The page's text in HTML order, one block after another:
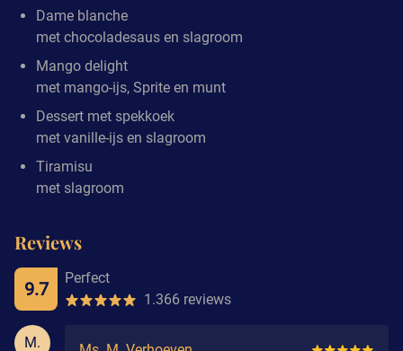
Dame blanche
met chocoladesaus en slagroom
Mango delight
met mango-ijs, Sprite en munt
Dessert met spekkoek
met vanille-ijs en slagroom
Tiramisu
met slagroom
Reviews
9.7
Perfect
1.366 reviews
M.